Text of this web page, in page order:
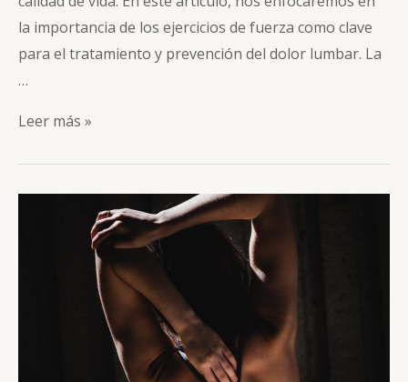
la importancia de los ejercicios de fuerza como clave
para el tratamiento y prevención del dolor lumbar. La
…
Cómo
Dolor
Leer más »